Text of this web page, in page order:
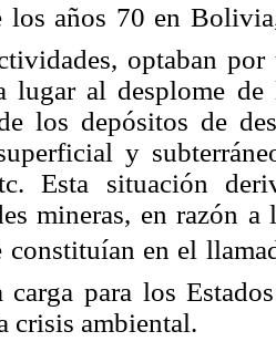
los años 70 en
optaban
lugar al desplome de
los depósitos de
y
Esta situación
mineras, en razón
constituían en el
carga para los
crisis ambiental.